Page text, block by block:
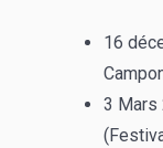
16
3 Mars